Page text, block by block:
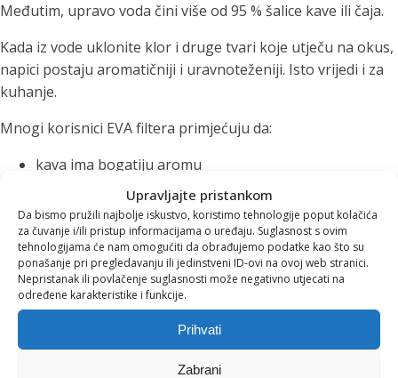
Upravljajte pristankom
Da bismo pružili najbolje iskustvo, koristimo tehnologije poput kolačića
za čuvanje i/ili pristup informacijama o uređaju. Suglasnost s ovim
tehnologijama će nam omogućiti da obrađujemo podatke kao što su
ponašanje pri pregledavanju ili jedinstveni ID-ovi na ovoj web stranici.
Nepristanak ili povlačenje suglasnosti može negativno utjecati na
određene karakteristike i funkcije.
Prihvati
Zabrani
Međutim, upravo voda čini više od 95 % šalice kave ili čaja.
Kada iz vode uklonite klor i druge tvari koje utječu na okus,
napici postaju aromatičniji i uravnoteženiji. Isto vrijedi i za
kuhanje.
Mnogi korisnici EVA filtera primjećuju da:
kava ima bogatiju aromu
čajevi razvijaju puniji okus
juhe i umaci postaju ukusniji
manje se stvara kamenac u kuhalima i aparatima za
kavu
Na taj način filtrirana voda poboljšava ne samo hidrataciju
nego i svakodnevne gastronomske rituale.
Manje plastike, više